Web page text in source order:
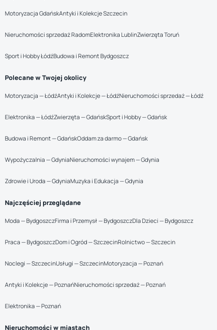
Motoryzacja GdańskAntyki i Kolekcje Szczecin
Nieruchomości sprzedaż RadomElektronika LublinZwierzęta Toruń
Sport i Hobby ŁódźBudowa i Remont Bydgoszcz
Polecane w Twojej okolicy
Motoryzacja — ŁódźAntyki i Kolekcje — ŁódźNieruchomości sprzedaż — Łódź
Elektronika — ŁódźZwierzęta — GdańskSport i Hobby — Gdańsk
Budowa i Remont — GdańskOddam za darmo — Gdańsk
Wypożyczalnia — GdyniaNieruchomości wynajem — Gdynia
Zdrowie i Uroda — GdyniaMuzyka i Edukacja — Gdynia
Najczęściej przeglądane
Moda — BydgoszczFirma i Przemysł — BydgoszczDla Dzieci — Bydgoszcz
Praca — BydgoszczDom i Ogród — SzczecinRolnictwo — Szczecin
Noclegi — SzczecinUsługi — SzczecinMotoryzacja — Poznań
Antyki i Kolekcje — PoznańNieruchomości sprzedaż — Poznań
Elektronika — Poznań
Nieruchomości w miastach